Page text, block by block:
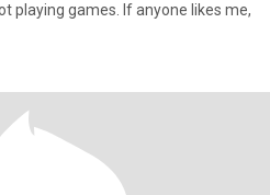
playing games. If anyone likes me,